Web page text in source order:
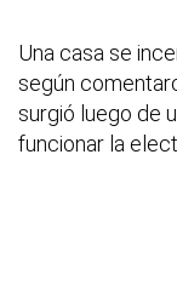
Una casa se
según
surgió luego de
funcionar la